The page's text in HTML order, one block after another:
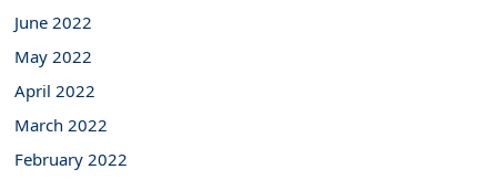
June 2022
May 2022
April 2022
March 2022
February 2022